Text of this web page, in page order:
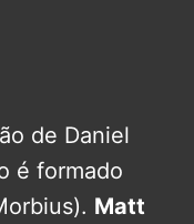
de Daniel
é formado
Matt